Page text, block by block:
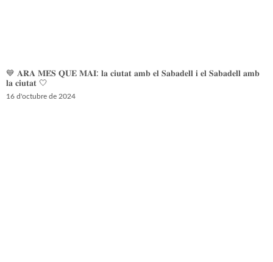
💙 𝐀𝐑𝐀 𝐌𝐄́𝐒 𝐐𝐔𝐄 𝐌𝐀𝐈: 𝐥𝐚 𝐜𝐢𝐮𝐭𝐚𝐭 𝐚𝐦𝐛 𝐞𝐥 𝐒𝐚𝐛𝐚𝐝𝐞𝐥𝐥 𝐢 𝐞𝐥 𝐒𝐚𝐛𝐚𝐝𝐞𝐥𝐥 𝐚𝐦𝐛
𝐥𝐚 𝐜𝐢𝐮𝐭𝐚𝐭 🤍
16 d'octubre de 2024